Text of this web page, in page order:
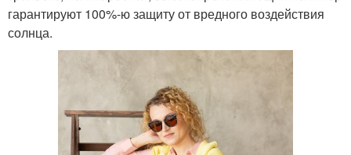
гарантируют 100%-ю защиту от вредного воздействия
солнца.